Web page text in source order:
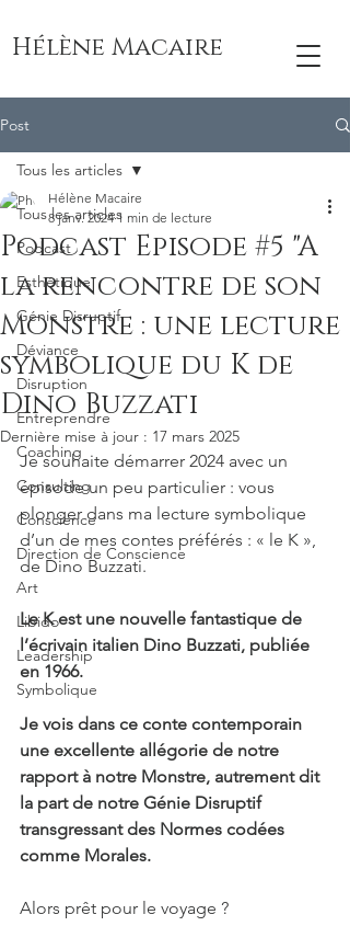
Hélène Macaire
Post
Tous les articles
Podcast
Esthétique
Génie Disruptif
Déviance
Disruption
Entreprendre
Coaching
Consulting
Conscience
Direction de Conscience
Art
Libido
Leadership
Symbolique
Tous les articles
Podcast Episode #5 "A
la rencontre de son
Monstre : une lecture
symbolique du K de
Dino Buzzati
Hélène Macaire
8 janv. 2024 1 min de lecture
Dernière mise à jour : 17 mars 2025
Je souhaite démarrer 2024 avec un
épisode un peu particulier : vous
plonger dans ma lecture symbolique
d’un de mes contes préférés : « le K »,
de Dino Buzzati.
Le K est une nouvelle fantastique de
l’écrivain italien Dino Buzzati, publiée
en 1966.
Je vois dans ce conte contemporain
une excellente allégorie de notre
rapport à notre Monstre, autrement dit
la part de notre Génie Disruptif
transgressant des Normes codées
comme Morales.
Alors prêt pour le voyage ?